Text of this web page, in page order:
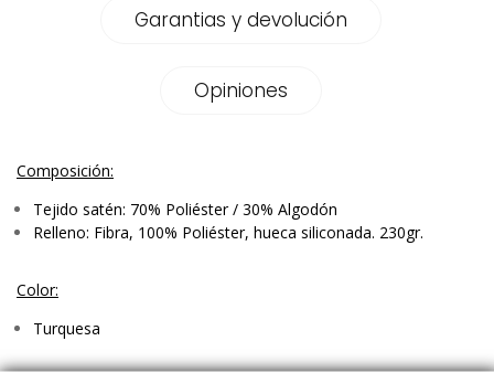
Garantias y devolución
Opiniones
Composición:
Tejido satén: 70% Poliéster / 30% Algodón
Relleno: Fibra, 100% Poliéster, hueca siliconada. 230gr.
Color:
Turquesa